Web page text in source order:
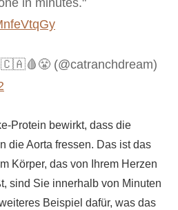
in minutes."
(@catranchdream)
Protein bewirkt, dass die
die Aorta fressen. Das ist das
Körper, das von Ihrem Herzen
sind Sie innerhalb von Minuten
Beispiel dafür, was das